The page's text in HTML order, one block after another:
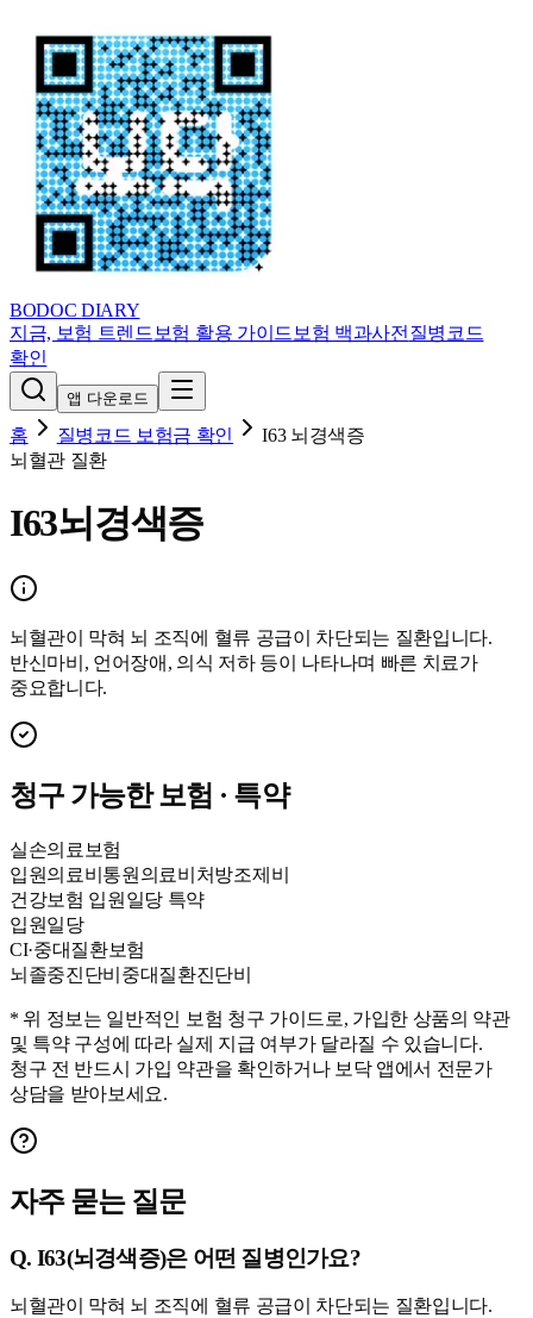
BODOCDIARY
지금, 보험 트렌드 보험 활용 가이드 보험 백과사전 질병코드
확인
앱 다운로드
홈 질병코드 보험금 확인 I63 뇌경색증
뇌혈관 질환
I63뇌경색증
뇌혈관이 막혀 뇌 조직에 혈류 공급이 차단되는 질환입니다.
반신마비, 언어장애, 의식 저하 등이 나타나며 빠른 치료가
중요합니다.
청구 가능한 보험 · 특약
실손의료보험
입원의료비 통원의료비 처방조제비
건강보험 입원일당 특약
입원일당
CI·중대질환보험
뇌졸중진단비 중대질환진단비
* 위 정보는 일반적인 보험 청구 가이드로, 가입한 상품의 약관
및 특약 구성에 따라 실제 지급 여부가 달라질 수 있습니다.
청구 전 반드시 가입 약관을 확인하거나 보닥 앱에서 전문가
상담을 받아보세요.
자주 묻는 질문
Q. I63(뇌경색증)은 어떤 질병인가요?
뇌혈관이 막혀 뇌 조직에 혈류 공급이 차단되는 질환입니다.